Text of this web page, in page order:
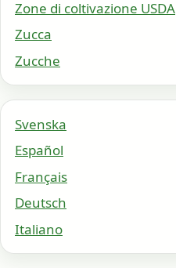
Zone di coltivazione USDA
Zucca
Zucche
Svenska
Español
Français
Deutsch
Italiano